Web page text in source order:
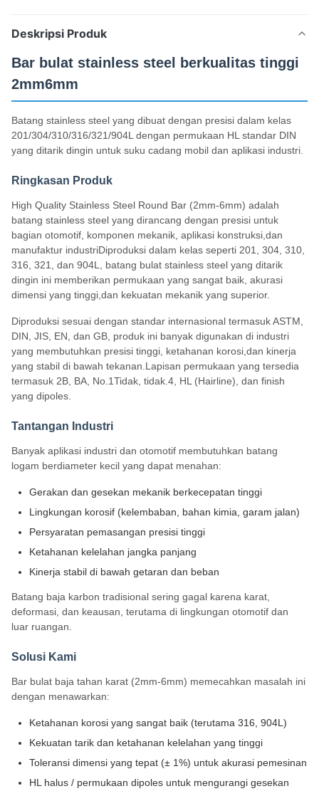
Deskripsi Produk
Bar bulat stainless steel berkualitas tinggi
2mm6mm
Batang stainless steel yang dibuat dengan presisi dalam kelas
201/304/310/316/321/904L dengan permukaan HL standar DIN
yang ditarik dingin untuk suku cadang mobil dan aplikasi industri.
Ringkasan Produk
High Quality Stainless Steel Round Bar (2mm-6mm) adalah
batang stainless steel yang dirancang dengan presisi untuk
bagian otomotif, komponen mekanik, aplikasi konstruksi,dan
manufaktur industriDiproduksi dalam kelas seperti 201, 304, 310,
316, 321, dan 904L, batang bulat stainless steel yang ditarik
dingin ini memberikan permukaan yang sangat baik, akurasi
dimensi yang tinggi,dan kekuatan mekanik yang superior.
Diproduksi sesuai dengan standar internasional termasuk ASTM,
DIN, JIS, EN, dan GB, produk ini banyak digunakan di industri
yang membutuhkan presisi tinggi, ketahanan korosi,dan kinerja
yang stabil di bawah tekanan.Lapisan permukaan yang tersedia
termasuk 2B, BA, No.1Tidak, tidak.4, HL (Hairline), dan finish
yang dipoles.
Tantangan Industri
Banyak aplikasi industri dan otomotif membutuhkan batang
logam berdiameter kecil yang dapat menahan:
Gerakan dan gesekan mekanik berkecepatan tinggi
Lingkungan korosif (kelembaban, bahan kimia, garam jalan)
Persyaratan pemasangan presisi tinggi
Ketahanan kelelahan jangka panjang
Kinerja stabil di bawah getaran dan beban
Batang baja karbon tradisional sering gagal karena karat,
deformasi, dan keausan, terutama di lingkungan otomotif dan
luar ruangan.
Solusi Kami
Bar bulat baja tahan karat (2mm-6mm) memecahkan masalah ini
dengan menawarkan:
Ketahanan korosi yang sangat baik (terutama 316, 904L)
Kekuatan tarik dan ketahanan kelelahan yang tinggi
Toleransi dimensi yang tepat (± 1%) untuk akurasi pemesinan
HL halus / permukaan dipoles untuk mengurangi gesekan